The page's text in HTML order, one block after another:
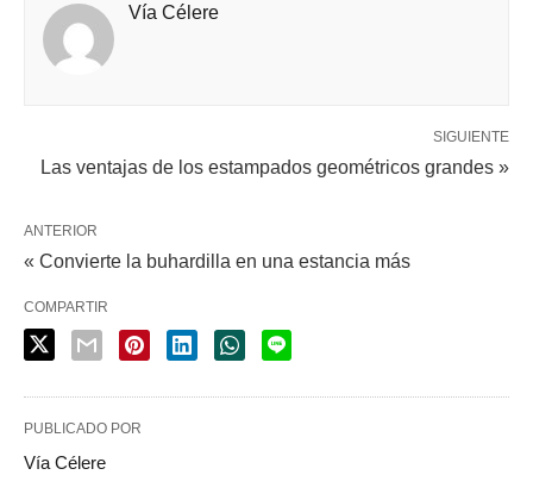
Vía Célere
SIGUIENTE
Las ventajas de los estampados geométricos grandes »
ANTERIOR
« Convierte la buhardilla en una estancia más
COMPARTIR
PUBLICADO POR
Vía Célere